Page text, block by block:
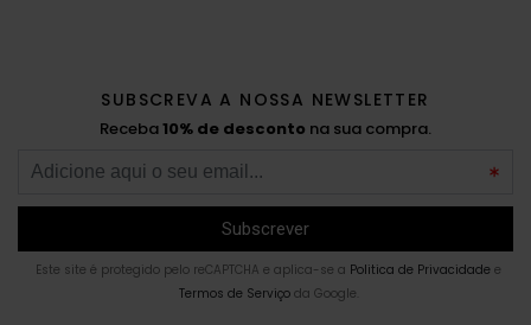
SUBSCREVA A NOSSA NEWSLETTER
Receba10% de desconto na sua compra.
Este site é protegido pelo reCAPTCHA e aplica-se a Politica de Privacidade e
Termos de Serviçoda Google.